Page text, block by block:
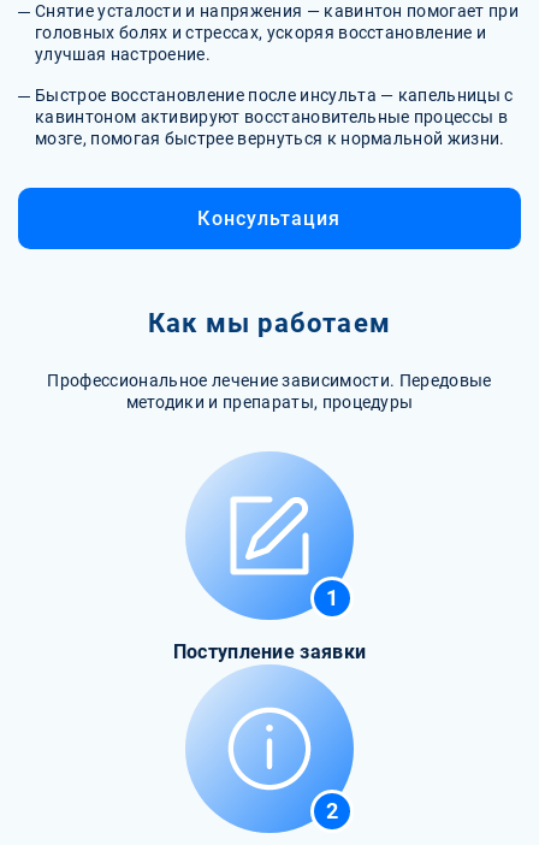
Снятие усталости и напряжения — кавинтон помогает при
головных болях и стрессах, ускоряя восстановление и
улучшая настроение.
Быстрое восстановление после инсульта — капельницы с
кавинтоном активируют восстановительные процессы в
мозге, помогая быстрее вернуться к нормальной жизни.
Консультация
Как мы работаем
Профессиональное лечение зависимости. Передовые
методики и препараты, процедуры
1
Поступление заявки
2